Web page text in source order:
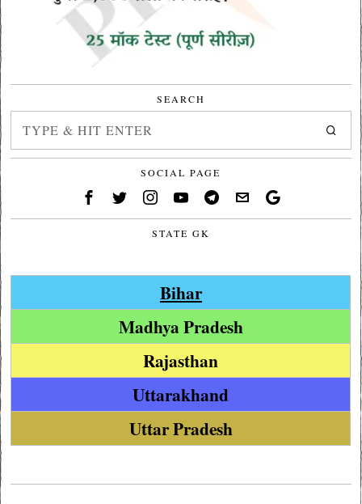
SEARCH
SOCIAL PAGE
STATE GK
Bihar
Madhya Pradesh
Rajasthan
Uttarakhand
Uttar Pradesh